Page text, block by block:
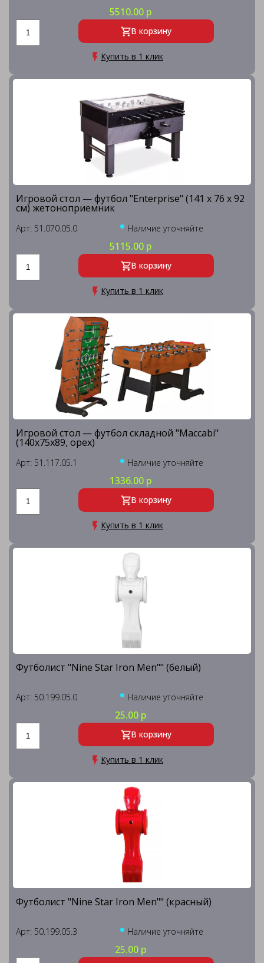
5510.00 р
В корзину
Купить в 1 клик
Игровой стол — футбол "Enterprise" (141 х 76 х 92
см) жетоноприемник
Арт: 51.070.05.0 Наличие уточняйте
5115.00 р
В корзину
Купить в 1 клик
Игровой стол — футбол складной "Maccabi"
(140x75x89, орех)
Арт: 51.117.05.1 Наличие уточняйте
1336.00 р
В корзину
Купить в 1 клик
Футболист "Nine Star Iron Men"" (белый)
Арт: 50.199.05.0 Наличие уточняйте
25.00 р
В корзину
Купить в 1 клик
Футболист "Nine Star Iron Men"" (красный)
Арт: 50.199.05.3 Наличие уточняйте
25.00 р